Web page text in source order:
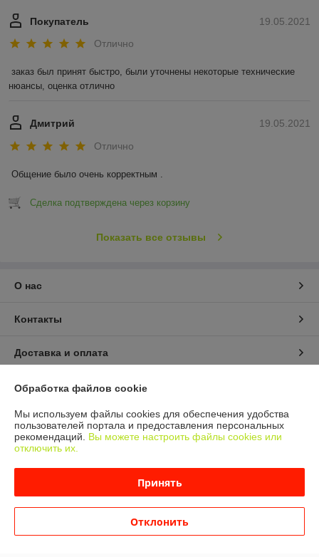
19.05.2021
Покупатель
Отлично
заказ был принят быстро, были уточнены некоторые технические
нюансы, оценка отлично
19.05.2021
Дмитрий
Отлично
Общение было очень корректным .
Сделка подтверждена через корзину
Показать все отзывы
О нас
Контакты
Доставка и оплата
График работы
Полная версия сайта
Политика обработки cookies
Сайт создан на платформе Deal.by
Обработка файлов cookie
Мы используем файлы cookies для обеспечения удобства
пользователей портала и предоставления персональных
рекомендаций. Вы можете настроить файлы cookies или
отключить их.
Принять
Отклонить